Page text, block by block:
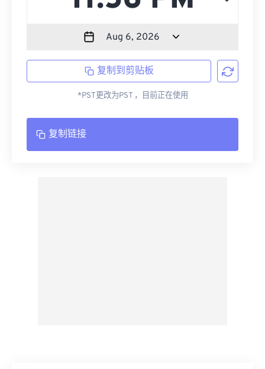
复制到剪贴板
*PST更改为PST ，目前正在使用
复制链接